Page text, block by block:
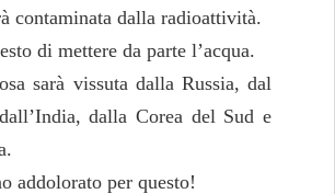
contaminata dalla radioattività.
di mettere da parte l’acqua.
sarà vissuta dalla Russia, dal
dalla Corea del Sud e
addolorato per questo!